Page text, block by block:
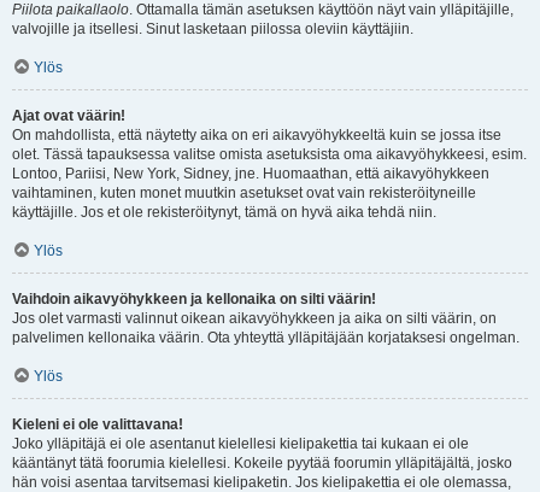
Piilota paikallaolo. Ottamalla tämän asetuksen käyttöön näyt vain ylläpitäjille,
valvojille ja itsellesi. Sinut lasketaan piilossa oleviin käyttäjiin.
Ylös
Ajat ovat väärin!
On mahdollista, että näytetty aika on eri aikavyöhykkeeltä kuin se jossa itse
olet. Tässä tapauksessa valitse omista asetuksista oma aikavyöhykkeesi, esim.
Lontoo, Pariisi, New York, Sidney, jne. Huomaathan, että aikavyöhykkeen
vaihtaminen, kuten monet muutkin asetukset ovat vain rekisteröityneille
käyttäjille. Jos et ole rekisteröitynyt, tämä on hyvä aika tehdä niin.
Ylös
Vaihdoin aikavyöhykkeen ja kellonaika on silti väärin!
Jos olet varmasti valinnut oikean aikavyöhykkeen ja aika on silti väärin, on
palvelimen kellonaika väärin. Ota yhteyttä ylläpitäjään korjataksesi ongelman.
Ylös
Kieleni ei ole valittavana!
Joko ylläpitäjä ei ole asentanut kielellesi kielipakettia tai kukaan ei ole
kääntänyt tätä foorumia kielellesi. Kokeile pyytää foorumin ylläpitäjältä, josko
hän voisi asentaa tarvitsemasi kielipaketin. Jos kielipakettia ei ole olemassa,